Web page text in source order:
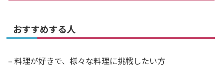
おすすめする人
– 料理が好きで、様々な料理に挑戦したい方